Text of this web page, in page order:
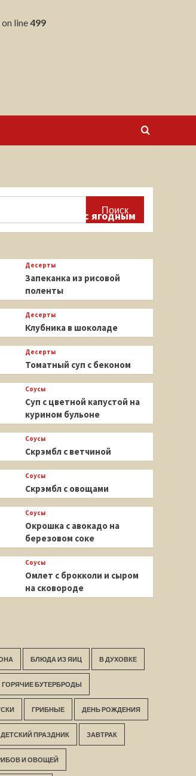
on line499
муке с ягодным
Десерты
Запеканка из рисовой
поленты
Десерты
Клубника в шоколаде
Десерты
Томатный суп с беконом
Соусы
Суп с цветной капустой на
курином бульоне
Соусы
Скрэмбл с ветчиной
Соусы
Скрэмбл с овощами
Соусы
Окрошка с авокадо на
березовом соке
Соусы
Омлет с брокколи и сыром
на сковороде
БЛЮДА ИЗ ЯИЦ В ДУХОВКЕ
ГОРЯЧИЕ БУТЕРБРОДЫ
ГРИБНЫЕ ДЕНЬ РОЖДЕНИЯ
ДЕТСКИЙ ПРАЗДНИК ЗАВТРАК
И ОВОЩЕЙ